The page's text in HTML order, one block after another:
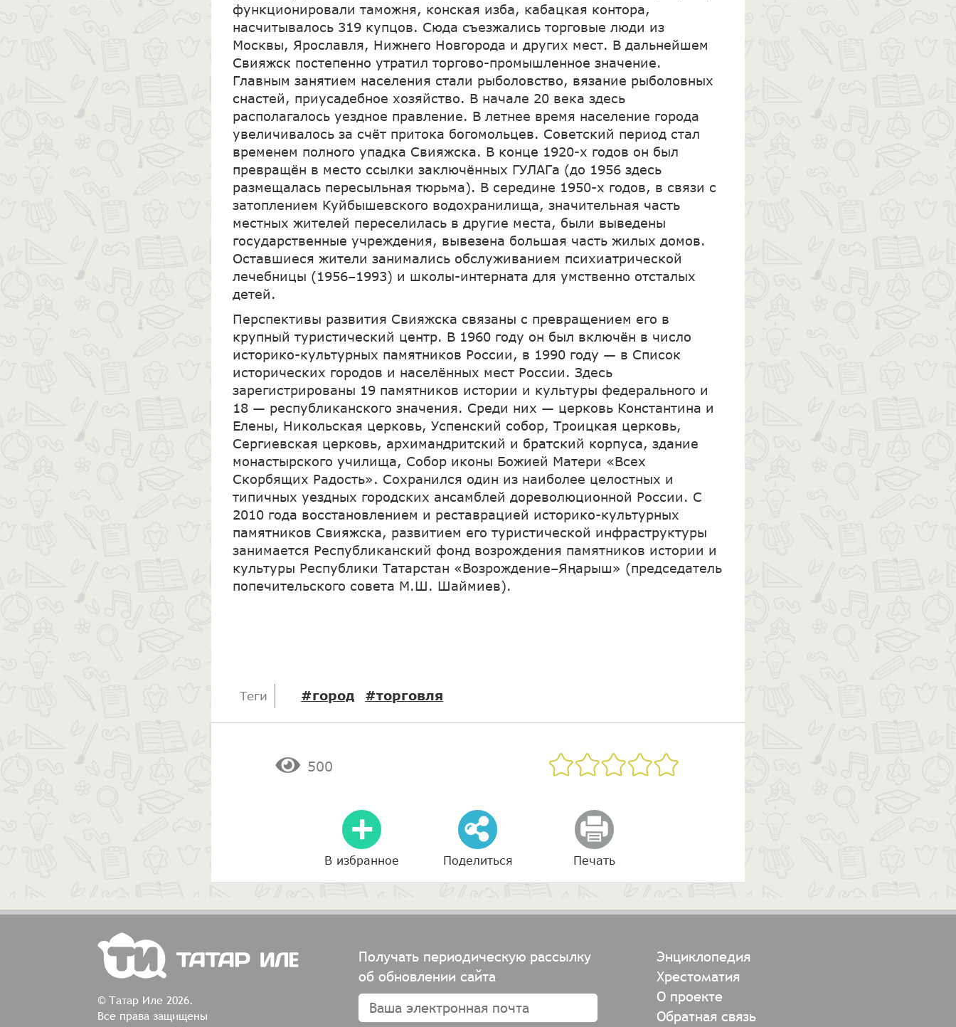
функционировали таможня, конская изба, кабацкая контора,
насчитывалось 319 купцов. Сюда съезжались торговые люди из
Москвы, Ярославля, Нижнего Новгорода и других мест. В дальнейшем
Свияжск постепенно утратил торгово-промышленное значение.
Главным занятием населения стали рыболовство, вязание рыболовных
снастей, приусадебное хозяйство. В начале 20 века здесь
располагалось уездное правление. В летнее время население города
увеличивалось за счёт притока богомольцев. Советский период стал
временем полного упадка Свияжска. В конце 1920-х годов он был
превращён в место ссылки заключённых ГУЛАГа (до 1956 здесь
размещалась пересыльная тюрьма). В середине 1950-х годов, в связи с
затоплением Куйбышевского водохранилища, значительная часть
местных жителей переселилась в другие места, были выведены
государственные учреждения, вывезена большая часть жилых домов.
Оставшиеся жители занимались обслуживанием психиатрической
лечебницы (1956–1993) и школы-интерната для умственно отсталых
детей.
Перспективы развития Свияжска связаны с превращением его в
крупный туристический центр. В 1960 году он был включён в число
историко-культурных памятников России, в 1990 году — в Список
исторических городов и населённых мест России. Здесь
зарегистрированы 19 памятников истории и культуры федерального и
18 — республиканского значения. Среди них — церковь Константина и
Елены, Никольская церковь, Успенский собор, Троицкая церковь,
Сергиевская церковь, архимандритский и братский корпуса, здание
монастырского училища, Собор иконы Божией Матери «Всех
Скорбящих Радость». Сохранился один из наиболее целостных и
типичных уездных городских ансамблей дореволюционной России. С
2010 года восстановлением и реставрацией историко-культурных
памятников Свияжска, развитием его туристической инфраструктуры
занимается Республиканский фонд возрождения памятников истории и
культуры Республики Татарстан «Возрождение–Яңарыш» (председатель
попечительского совета М.Ш. Шаймиев).
Теги #город #торговля
500
В избранное Поделиться Печать
© Татар Иле 2026.
Все права защищены
Энциклопедия
Хрестоматия
О проекте
Обратная связь
Получать периодическую рассылку
об обновлении сайта